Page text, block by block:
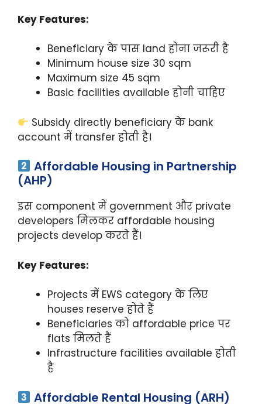
Key Features:
Beneficiary के पास land होना जरूरी है
Minimum house size 30 sqm
Maximum size 45 sqm
Basic facilities available होनी चाहिए
Subsidy directly beneficiary के bank
account में transfer होती है।
Affordable Housing in Partnership
(AHP)
इस component में government और private
developers मिलकर affordable housing
projects develop करते हैं।
Key Features:
Projects में EWS category के लिए
houses reserve होते हैं
Beneficiaries को affordable price पर
flats मिलते हैं
Infrastructure facilities available होती
है
Affordable Rental Housing (ARH)